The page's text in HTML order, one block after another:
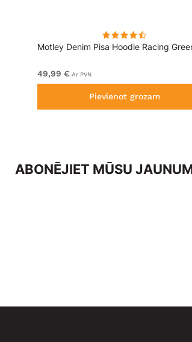
Motley Denim Pisa Hoodie Racing
49,99 € Ar PVN
Pievienot grozam
ABONĒJIET MŪSU